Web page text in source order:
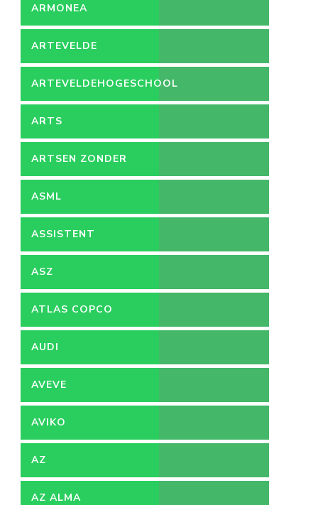
ARMONEA
ARTEVELDE
ARTEVELDEHOGESCHOOL
ARTS
ARTSEN ZONDER
GRENZEN
ASML
ASSISTENT
ACCOUNTANT
ASZ
ATLAS COPCO
AUDI
AVEVE
AVIKO
AZ
AZ ALMA